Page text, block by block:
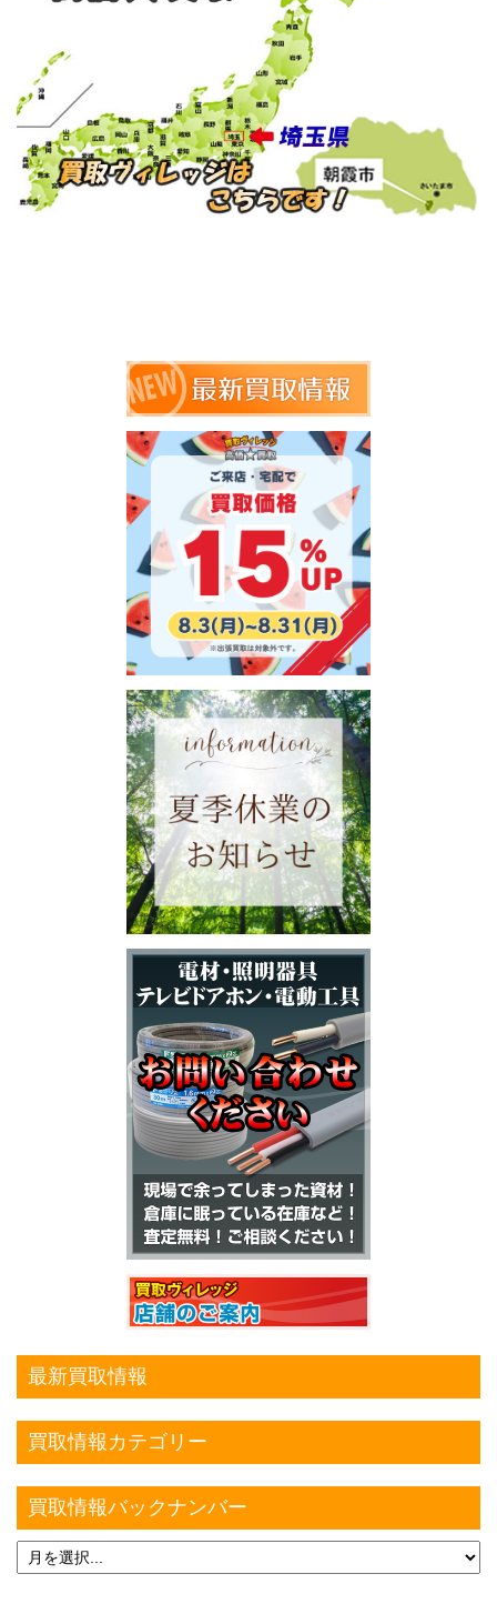
最新買取情報
買取情報カテゴリー
買取情報バックナンバー